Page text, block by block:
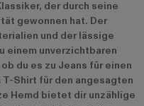
der durch seine
gewonnen hat. Der
und der lässige
einem unverzichtbaren
du es zu Jeans für einen
Shirt für den angesagten
Hemd bietet dir unzählige